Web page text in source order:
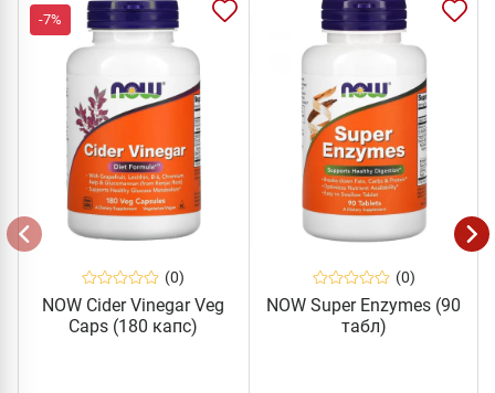
-7%
(0)
NOW Cider Vinegar Veg
Caps (180 капс)
(0)
NOW Super Enzymes (90
табл)